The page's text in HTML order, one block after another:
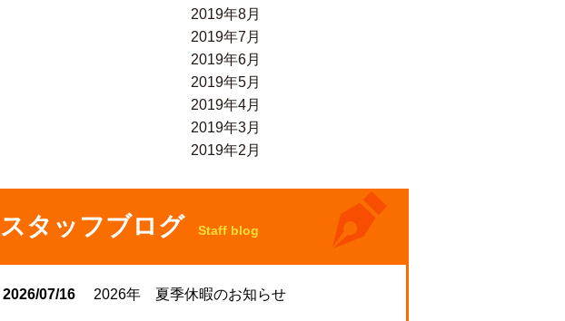
2019年8月
2019年7月
2019年6月
2019年5月
2019年4月
2019年3月
2019年2月
スタッフブログ Staff blog
2026/07/16 2026年 夏季休暇のお知らせ